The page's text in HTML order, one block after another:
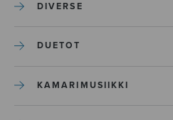
DIVERSE
DUETOT
KAMARIMUSIIKKI